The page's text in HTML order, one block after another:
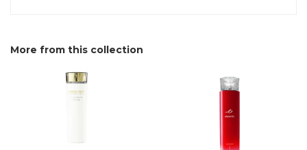
More from this collection